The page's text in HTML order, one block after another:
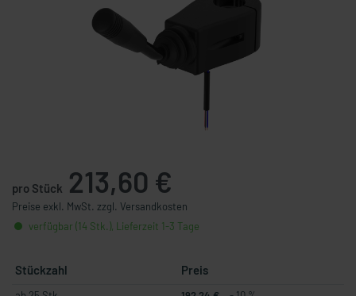
pro Stück 213,60 €
Preise exkl. MwSt. zzgl. Versandkosten
verfügbar (14 Stk.), Lieferzeit 1-3 Tage
Stückzahl Preis